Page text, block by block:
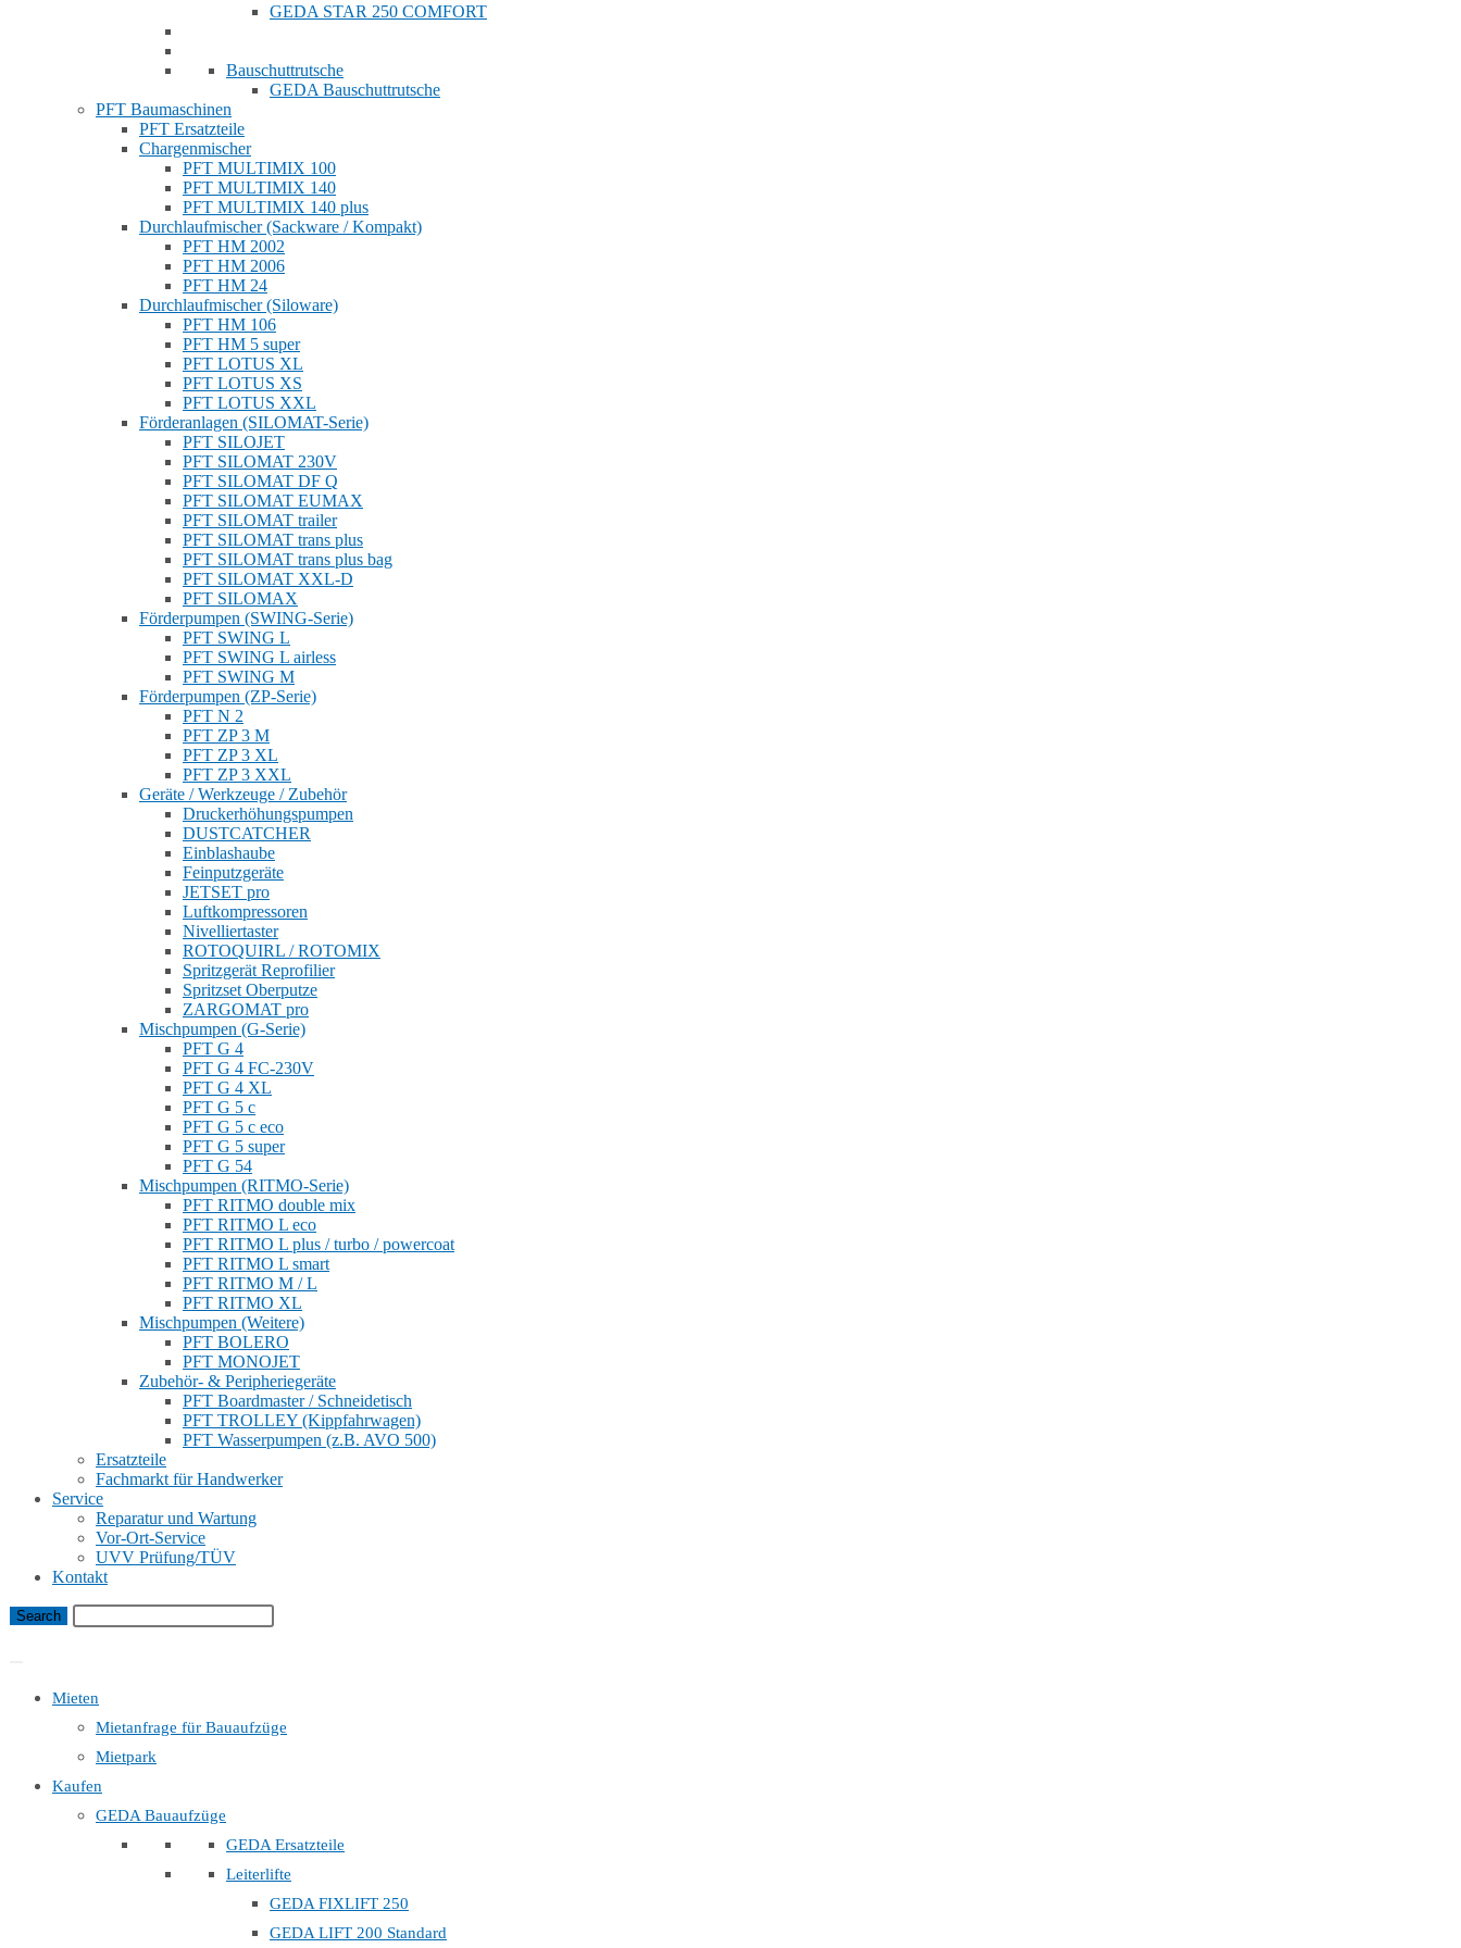
GEDA STAR 250 COMFORT
Bauschuttrutsche
GEDA Bauschuttrutsche
PFT Baumaschinen
PFT Ersatzteile
Chargenmischer
PFT MULTIMIX 100
PFT MULTIMIX 140
PFT MULTIMIX 140 plus
Durchlaufmischer (Sackware / Kompakt)
PFT HM 2002
PFT HM 2006
PFT HM 24
Durchlaufmischer (Siloware)
PFT HM 106
PFT HM 5 super
PFT LOTUS XL
PFT LOTUS XS
PFT LOTUS XXL
Förderanlagen (SILOMAT-Serie)
PFT SILOJET
PFT SILOMAT 230V
PFT SILOMAT DF Q
PFT SILOMAT EUMAX
PFT SILOMAT trailer
PFT SILOMAT trans plus
PFT SILOMAT trans plus bag
PFT SILOMAT XXL-D
PFT SILOMAX
Förderpumpen (SWING-Serie)
PFT SWING L
PFT SWING L airless
PFT SWING M
Förderpumpen (ZP-Serie)
PFT N 2
PFT ZP 3 M
PFT ZP 3 XL
PFT ZP 3 XXL
Geräte / Werkzeuge / Zubehör
Druckerhöhungspumpen
DUSTCATCHER
Einblashaube
Feinputzgeräte
JETSET pro
Luftkompressoren
Nivelliertaster
ROTOQUIRL / ROTOMIX
Spritzgerät Reprofilier
Spritzset Oberputze
ZARGOMAT pro
Mischpumpen (G-Serie)
PFT G 4
PFT G 4 FC-230V
PFT G 4 XL
PFT G 5 c
PFT G 5 c eco
PFT G 5 super
PFT G 54
Mischpumpen (RITMO-Serie)
PFT RITMO double mix
PFT RITMO L eco
PFT RITMO L plus / turbo / powercoat
PFT RITMO L smart
PFT RITMO M / L
PFT RITMO XL
Mischpumpen (Weitere)
PFT BOLERO
PFT MONOJET
Zubehör- & Peripheriegeräte
PFT Boardmaster / Schneidetisch
PFT TROLLEY (Kippfahrwagen)
PFT Wasserpumpen (z.B. AVO 500)
Ersatzteile
Fachmarkt für Handwerker
Service
Reparatur und Wartung
Vor-Ort-Service
UVV Prüfung/TÜV
Kontakt
Mieten
Mietanfrage für Bauaufzüge
Mietpark
Kaufen
GEDA Bauaufzüge
GEDA Ersatzteile
Leiterlifte
GEDA FIXLIFT 250
GEDA LIFT 200 Standard